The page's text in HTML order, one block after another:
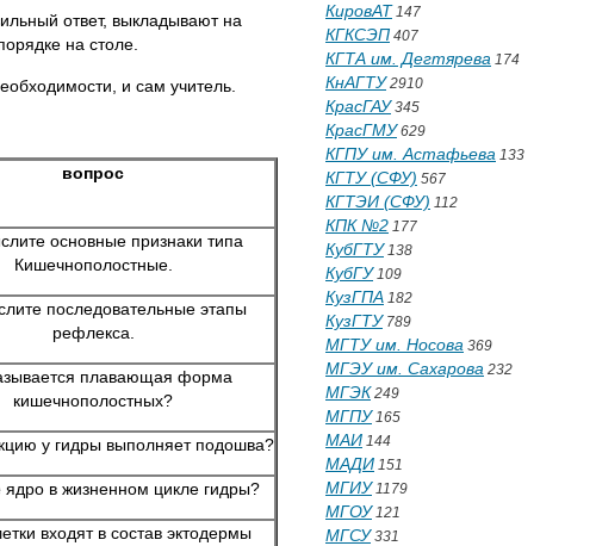
ответ, выкладывают на
на столе.
и сам учитель.
вопрос
основные признаки типа
Кишечнополостные.
последовательные этапы
рефлекса.
плавающая форма
кишечнополостных?
у гидры выполняет подошва?
ядро в жизненном цикле гидры?
входят в состав эктодермы
КировАТ 147
КГКСЭП 407
КГТА им. Дегтярева 174
КнАГТУ2910
КрасГАУ345
КрасГМУ629
КГПУ им. Астафьева 133
КГТУ (СФУ) 567
КГТЭИ (СФУ) 112
КПК №2 177
КубГТУ138
КубГУ109
КузГПА 182
КузГТУ789
МГТУ им. Носова 369
МГЭУ им. Сахарова 232
МГЭК 249
МГПУ165
МАИ 144
МАДИ 151
МГИУ1179
МГОУ121
МГСУ331